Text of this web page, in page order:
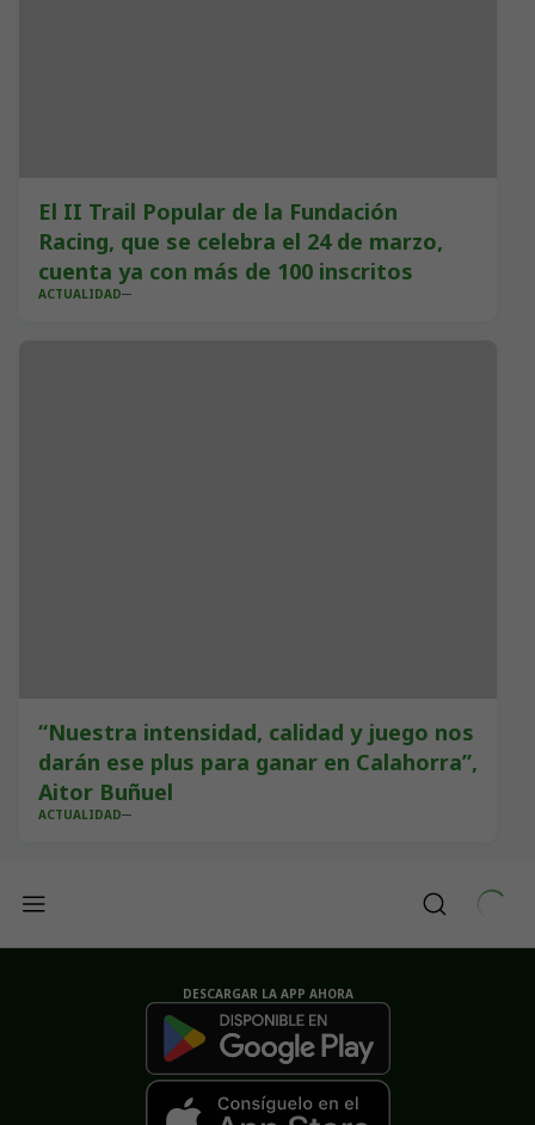
El II Trail Popular de la Fundación
Racing, que se celebra el 24 de marzo,
cuenta ya con más de 100 inscritos
ACTUALIDAD
“Nuestra intensidad, calidad y juego nos
darán ese plus para ganar en Calahorra”,
Aitor Buñuel
ACTUALIDAD
DESCARGAR LA APP AHORA